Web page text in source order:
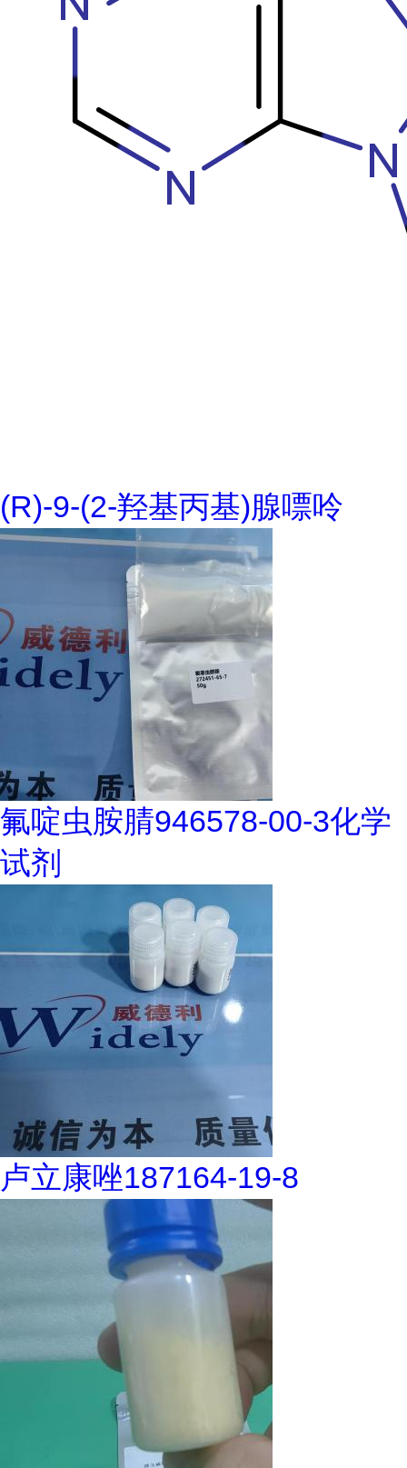
(R)-9-(2-羟基丙基)腺嘌呤
氟啶虫胺腈946578-00-3化学
试剂
卢立康唑187164-19-8